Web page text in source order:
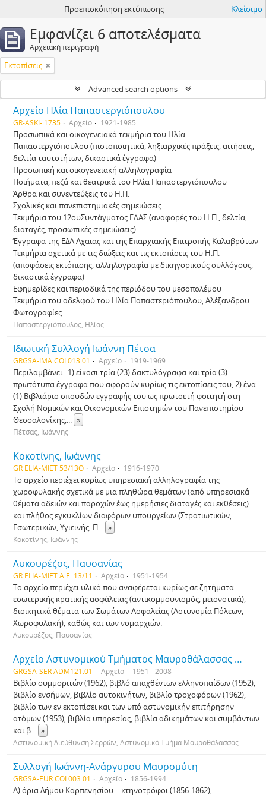
Προεπισκόπηση εκτύπωσης Κλείσιμο
Εμφανίζει 6 αποτελέσματα
Αρχειακή περιγραφή
Εκτοπίσεις
Advanced search options
Αρχείο Ηλία Παπαστεργιόπουλου
GR-ASKI- 1735 Αρχείο 1921-1985
Προσωπικά και οικογενειακά τεκμήρια του Ηλία
Παπαστεργιόπουλου (πιστοποιητικά, ληξιαρχικές πράξεις, αιτήσεις,
δελτία ταυτοτήτων, δικαστικά έγγραφα)
Προσωπική και οικογενειακή αλληλογραφία
Ποιήματα, πεζά και θεατρικά του Ηλία Παπαστεργιόπουλου
Άρθρα και συνεντεύξεις του Η.Π.
Σχολικές και πανεπιστημιακές σημειώσεις
Τεκμήρια του 12ουΣυντάγματος ΕΛΑΣ (αναφορές του Η.Π., δελτία,
διαταγές, προσωπικές σημειώσεις)
Έγγραφα της ΕΔΑ Αχαϊας και της Επαρχιακής Επιτροπής Καλαβρύτων
Τεκμήρια σχετικά με τις διώξεις και τις εκτοπίσεις του Η.Π.
(αποφάσεις εκτόπισης, αλληλογραφία με δικηγορικούς συλλόγους,
δικαστικά έγγραφα)
Εφημερίδες και περιοδικά της περιόδου του μεσοπολέμου
Τεκμήρια του αδελφού του Ηλία Παπαστεριόπουλου, Αλέξανδρου
Φωτογραφίες
Παπαστεργιόπουλος, Ηλίας
Ιδιωτική Συλλογή Ιωάννη Πέτσα
GRGSA-IMA COL013.01 Αρχείο 1919-1969
Περιλαμβάνει : 1) είκοσι τρία (23) δακτυλόγραφα και τρία (3)
πρωτότυπα έγγραφα που αφορούν κυρίως τις εκτοπίσεις του, 2) ένα
(1) Βιβλιάριο σπουδών εγγραφής του ως πρωτοετή φοιτητή στη
Σχολή Νομικών και Οικονομικών Επιστημών του Πανεπιστημίου
Θεσσαλονίκης,... »
Πέτσας, Ιωάννης
Κοκοτίνης, Ιωάννης
GR ELIA-MIET 53/13Θ Αρχείο 1916-1970
Το αρχείο περιέχει κυρίως υπηρεσιακή αλληλογραφία της
χωροφυλακής σχετικά με μια πληθώρα θεμάτων (από υπηρεσιακά
θέματα αδειών και παροχών έως ημερήσιες διαταγές και εκθέσεις)
και πλήθος εγκυκλίων διαφόρων υπουργείων (Στρατιωτικών,
Εσωτερικών, Υγιεινής, Π... »
Κοκοτίνης, Ιωάννης
Λυκουρέζος, Παυσανίας
GR ELIA-MIET A.E. 13/11 Αρχείο 1951-1954
Το αρχείο περιέχει υλικό που αναφέρεται κυρίως σε ζητήματα
εσωτερικής κρατικής ασφάλειας (αντικομμουνισμός, μειονοτικά),
διοικητικά θέματα των Σωμάτων Ασφαλείας (Αστυνομία Πόλεων,
Χωροφυλακή), καθώς και των νομαρχιών.
Λυκουρέζος, Παυσανίας
Αρχείο Αστυνομικού Τμήματος Μαυροθάλασσας Σερρών
GRGSA-SER ADM121.01 Αρχείο 1951 - 2008
Βιβλίο συμμοριτών (1962), βιβλό απαχθέντων ελληνοπαίδων (1952),
βιβλίο ενσήμων, βιβλίο αυτοκινήτων, βιβλίο τροχοφόρων (1962),
βιβλίο των εν εκτοπίσει και των υπό αστυνομικήν επιτήρησην
ατόμων (1953), βιβλία υπηρεσίας, βιβλία αδικημάτων και συμβάντων
και β... »
Αστυνομική Διεύθυνση Σερρών, Αστυνομικό Τμήμα Μαυροθάλασσας
Συλλογή Ιωάννη-Ανάργυρου Μαυρομύτη
GRGSA-EUR COL003.01 Αρχείο 1856-1994
Α) όρια Δήμου Καρπενησίου – κτηνοτρόφοι (1856-1862),